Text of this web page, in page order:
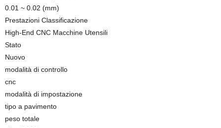
0.01 ~ 0.02 (mm)
Prestazioni Classificazione
High-End CNC Macchine Utensili
Stato
Nuovo
modalità di controllo
cnc
modalità di impostazione
tipo a pavimento
peso totale